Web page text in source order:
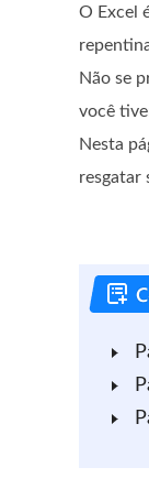
O Excel
Não se
você
Nesta
resgatar